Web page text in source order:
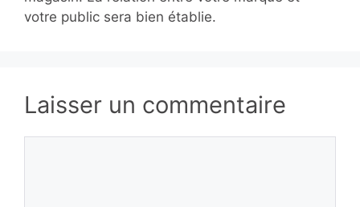
votre public sera bien établie.
Laisser un commentaire